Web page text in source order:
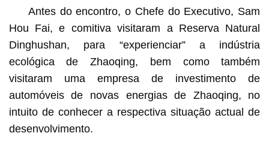
Antes do encontro, o Chefe do Executivo, Sam
Hou Fai, e comitiva visitaram a Reserva Natural
Dinghushan, para “experienciar” a indústria
ecológica de Zhaoqing, bem como também
visitaram uma empresa de investimento de
automóveis de novas energias de Zhaoqing, no
intuito de conhecer a respectiva situação actual de
desenvolvimento.